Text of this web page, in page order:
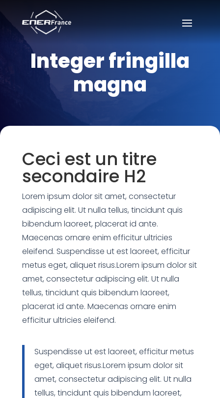
Integer fringilla
magna
Ceci est un titre
secondaire H2
Lorem ipsum dolor sit amet, consectetur
adipiscing elit. Ut nulla tellus, tincidunt quis
bibendum laoreet, placerat id ante.
Maecenas ornare enim efficitur ultricies
eleifend. Suspendisse ut est laoreet, efficitur
metus eget, aliquet risus.Lorem ipsum dolor sit
amet, consectetur adipiscing elit. Ut nulla
tellus, tincidunt quis bibendum laoreet,
placerat id ante. Maecenas ornare enim
efficitur ultricies eleifend.
Suspendisse ut est laoreet, efficitur metus
eget, aliquet risus.Lorem ipsum dolor sit
amet, consectetur adipiscing elit. Ut nulla
tellus, tincidunt quis bibendum laoreet,